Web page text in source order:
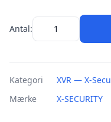
Antal:
Kategori
XVR — X-
Mærke
X-SECURITY